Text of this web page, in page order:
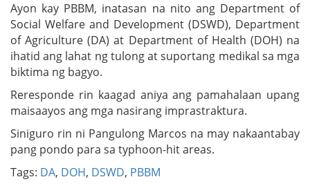
Ayon kay PBBM, inatasan na nito ang Department of
Social Welfare and Development (DSWD), Department
of Agriculture (DA) at Department of Health (DOH) na
ihatid ang lahat ng tulong at suportang medikal sa mga
biktima ng bagyo.
Reresponde rin kaagad aniya ang pamahalaan upang
maisaayos ang mga nasirang imprastraktura.
Siniguro rin ni Pangulong Marcos na may nakaantabay
pang pondo para sa typhoon-hit areas.
Tags: DA, DOH, DSWD, PBBM